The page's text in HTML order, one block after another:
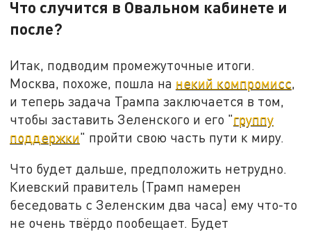
Что случится в Овальном кабинете и
после?
Итак, подводим промежуточные итоги.
Москва, похоже, пошла на некий компромисс
и теперь задача Трампа заключается в том,
чтобы заставить Зеленского и его "группу
поддержки" пройти свою часть пути к миру.
Что будет дальше, предположить нетрудно.
Киевский правитель (Трамп намерен
беседовать с Зеленским два часа) ему что-то
не очень твёрдо пообещает. Будет